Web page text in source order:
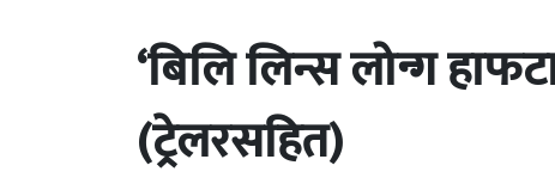
‘बिलि लिन्स लोन्ग
(ट्रेलरसहित)